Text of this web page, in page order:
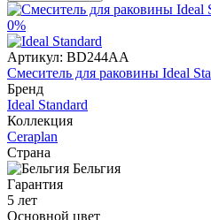
0%
Артикул: BD244AA
Смеситель для раковины Ideal
Бренд
Ideal Standard
Коллекция
Ceraplan
Страна
Бельгия
Гарантия
5 лет
Основной цвет